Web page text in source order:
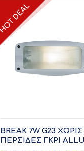
BREAK 7W G23 ΧΩΡΙΣ
ΠΕΡΣΙΔΕΣ ΓΚΡΙ